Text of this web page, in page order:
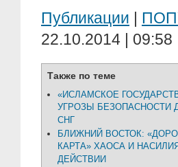
Публикации |
22.10.2014 | 09:58
Также по теме
«ИСЛАМСКОЕ
УГРОЗЫ БЕЗОПАСНОСТИ
СНГ
БЛИЖНИЙ ВОСТОК:
КАРТА» ХАОСА И
ДЕЙСТВИИ